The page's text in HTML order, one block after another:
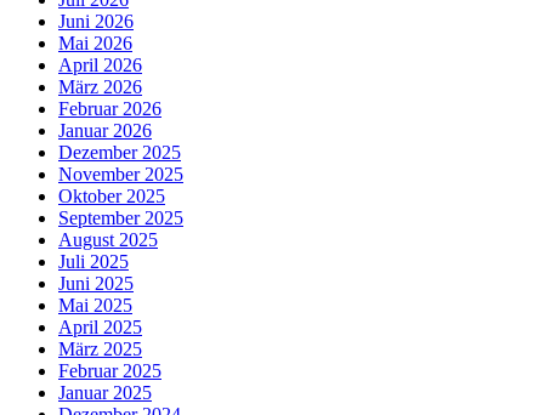
Juni 2026
Mai 2026
April 2026
März 2026
Februar 2026
Januar 2026
Dezember 2025
November 2025
Oktober 2025
September 2025
August 2025
Juli 2025
Juni 2025
Mai 2025
April 2025
März 2025
Februar 2025
Januar 2025